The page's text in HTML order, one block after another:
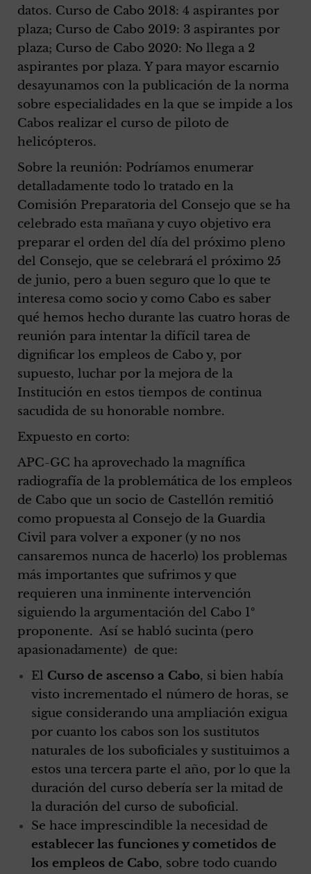
datos. Curso de Cabo 2018: 4 aspirantes por
plaza; Curso de Cabo 2019: 3 aspirantes por
plaza; Curso de Cabo 2020: No llega a 2
aspirantes por plaza. Y para mayor escarnio
desayunamos con la publicación de la norma
sobre especialidades en la que se impide a los
Cabos realizar el curso de piloto de
helicópteros.
Sobre la reunión: Podríamos enumerar
detalladamente todo lo tratado en la
Comisión Preparatoria del Consejo que se ha
celebrado esta mañana y cuyo objetivo era
preparar el orden del día del próximo pleno
del Consejo, que se celebrará el próximo 25
de junio, pero a buen seguro que lo que te
interesa como socio y como Cabo es saber
qué hemos hecho durante las cuatro horas de
reunión para intentar la difícil tarea de
dignificar los empleos de Cabo y, por
supuesto, luchar por la mejora de la
Institución en estos tiempos de continua
sacudida de su honorable nombre.
Expuesto en corto:
APC-GC ha aprovechado la magnífica
radiografía de la problemática de los empleos
de Cabo que un socio de Castellón remitió
como propuesta al Consejo de la Guardia
Civil para volver a exponer (y no nos
cansaremos nunca de hacerlo) los problemas
más importantes que sufrimos y que
requieren una inminente intervención
siguiendo la argumentación del Cabo 1º
proponente. Así se habló sucinta (pero
apasionadamente) de que:
El Curso de ascenso a Cabo, si bien había
visto incrementado el número de horas, se
sigue considerando una ampliación exigua
por cuanto los cabos son los sustitutos
naturales de los suboficiales y sustituimos a
estos una tercera parte el año, por lo que la
duración del curso debería ser la mitad de
la duración del curso de suboficial.
Se hace imprescindible la necesidad de
establecer las funciones y cometidos de
los empleos de Cabo, sobre todo cuando